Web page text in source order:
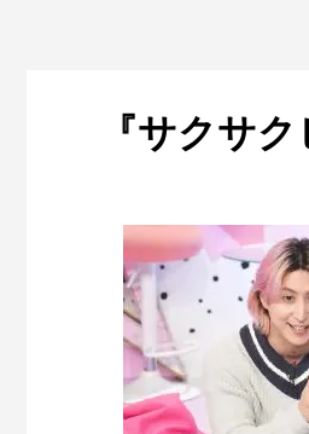
『サクサク